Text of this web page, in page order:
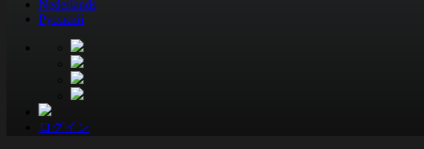
Nederlands
Pусский
ログイン